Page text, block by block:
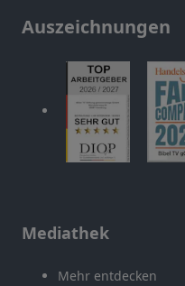
Auszeichnungen
Mediathek
Mehr entdecken